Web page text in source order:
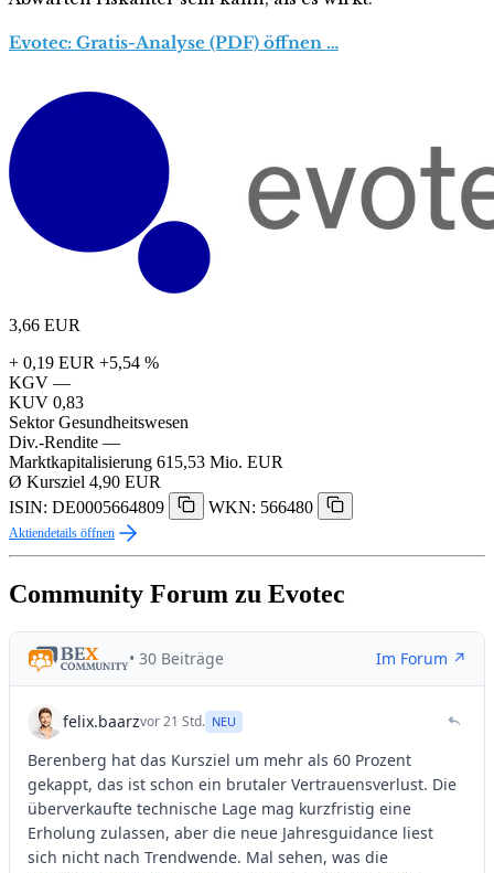
Evotec: Gratis-Analyse (PDF) öffnen …
3,66 EUR
+ 0,19 EUR +5,54 %
KGV —
KUV 0,83
Sektor Gesundheitswesen
Div.-Rendite —
Marktkapitalisierung 615,53 Mio. EUR
Ø Kursziel 4,90 EUR
ISIN: DE0005664809
WKN: 566480
Aktiendetails öffnen
Community Forum zu Evotec